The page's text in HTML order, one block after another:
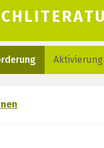
Aktivierung